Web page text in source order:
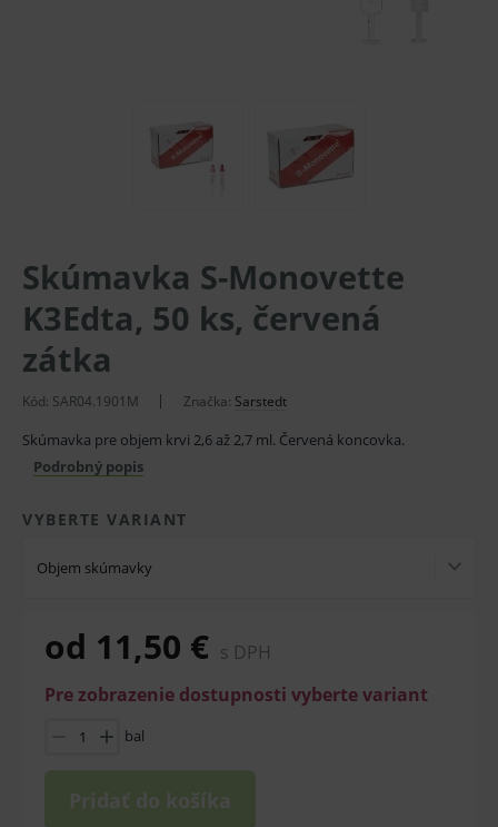
Skúmavka S-Monovette
K3Edta, 50 ks, červená
zátka
Kód: SAR04.1901M Značka: Sarstedt
Skúmavka pre objem krvi 2,6 až 2,7 ml. Červená koncovka.
Podrobný popis
VYBERTE VARIANT
Objem skúmavky
od 11,50 € s DPH
Pre zobrazenie dostupnosti vyberte variant
bal
Pridať do košíka